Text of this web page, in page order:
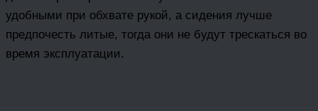
удобными при обхвате рукой, а сидения лучше
предпочесть литые, тогда они не будут трескаться во
время эксплуатации.